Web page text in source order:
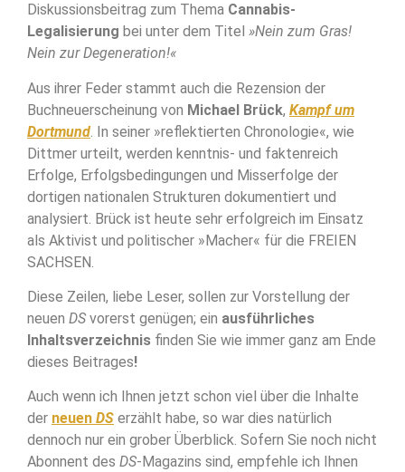
Diskussionsbeitrag zum Thema Cannabis-
Legalisierung bei unter dem Titel »Nein zum Gras!
Nein zur Degeneration!«
Aus ihrer Feder stammt auch die Rezension der
Buchneuerscheinung von Michael Brück, Kampf um
Dortmund . In seiner »reflektierten Chronologie«, wie
Dittmer urteilt, werden kenntnis- und faktenreich
Erfolge, Erfolgsbedingungen und Misserfolge der
dortigen nationalen Strukturen dokumentiert und
analysiert. Brück ist heute sehr erfolgreich im Einsatz
als Aktivist und politischer »Macher« für die FREIEN
SACHSEN.
Diese Zeilen, liebe Leser, sollen zur Vorstellung der
neuen DS vorerst genügen; ein ausführliches
Inhaltsverzeichnis finden Sie wie immer ganz am Ende
dieses Beitrages!
Auch wenn ich Ihnen jetzt schon viel über die Inhalte
der neuen DS erzählt habe, so war dies natürlich
dennoch nur ein grober Überblick. Sofern Sie noch nicht
Abonnent des DS-Magazins sind, empfehle ich Ihnen